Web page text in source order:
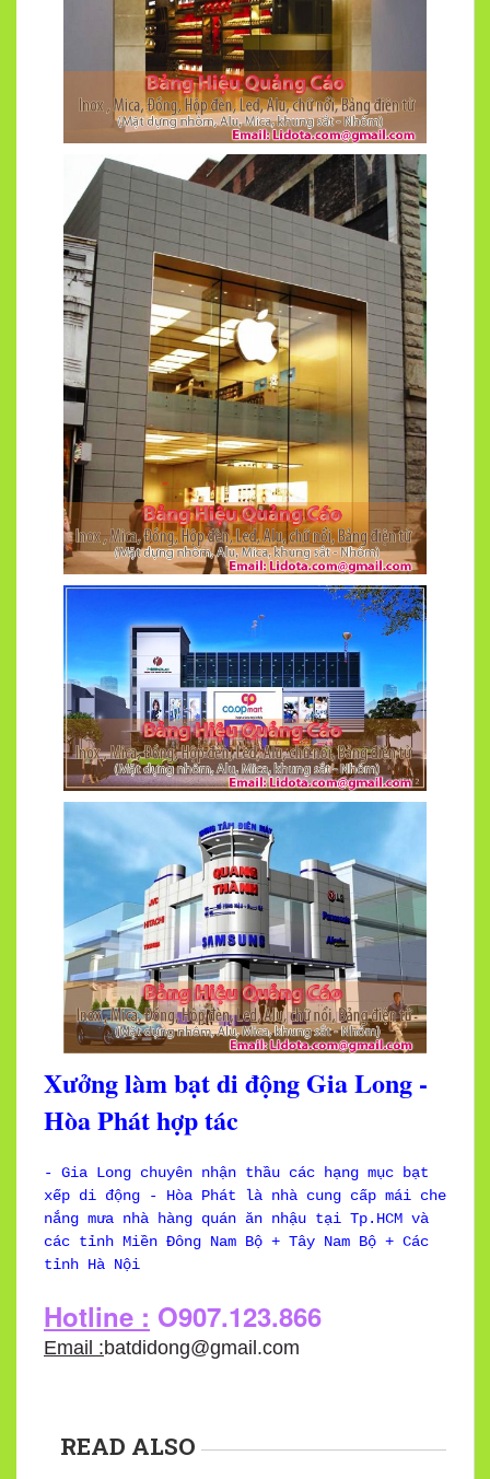
Xưởng làm bạt di động Gia Long -
Hòa Phát hợp tác
- Gia Long chuyên nhận thầu các hạng mục bạt
xếp di động - Hòa Phát là nhà cung cấp mái che
nắng mưa nhà hàng quán ăn nhậu tại Tp.HCM và
các tỉnh Miền Đông Nam Bộ + Tây Nam Bộ + Các
tỉnh Hà Nội
Hotline : O907.123.866
Email :batdidong@gmail.com
READ ALSO